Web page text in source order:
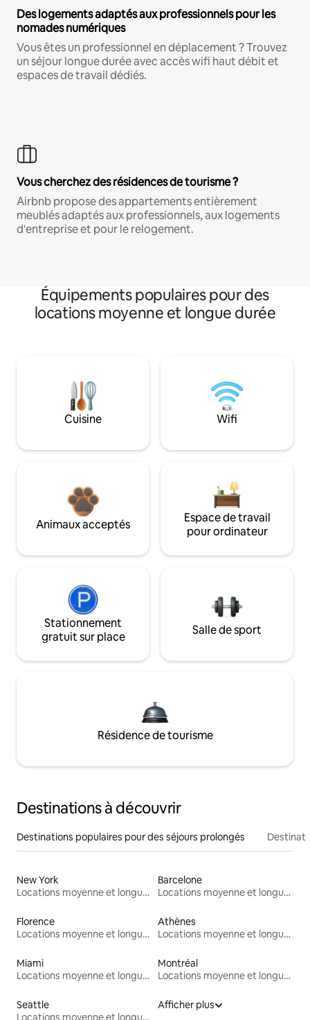
Des logements adaptés aux professionnels pour les
nomades numériques
Vous êtes un professionnel en déplacement ? Trouvez
un séjour longue durée avec accès wifi haut débit et
espaces de travail dédiés.
Vous cherchez des résidences de tourisme ?
Airbnb propose des appartements entièrement
meublés adaptés aux professionnels, aux logements
d'entreprise et pour le relogement.
Équipements populaires pour des
locations moyenne et longue durée
Cuisine Wifi
Animaux acceptés
Espace de travail
pour ordinateur
Stationnement
gratuit sur place
Salle de sport
Résidence de tourisme
Destinations à découvrir
Destinations populaires pour des séjours prolongés
New York
Locations moyenne et longue durée
Barcelone
Locations moyenne et longue durée
Florence
Locations moyenne et longue durée
Athènes
Locations moyenne et longue durée
Miami
Locations moyenne et longue durée
Montréal
Locations moyenne et longue durée
Seattle
Locations moyenne et longue durée
Afficher plus